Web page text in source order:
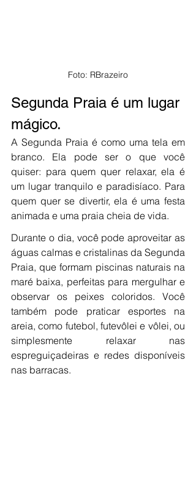
Foto: RBrazeiro
Segunda Praia é um lugar
mágico.
A Segunda Praia é como uma tela em
branco. Ela pode ser o que você
quiser: para quem quer relaxar, ela é
um lugar tranquilo e paradisíaco. Para
quem quer se divertir, ela é uma festa
animada e uma praia cheia de vida.
Durante o dia, você pode aproveitar as
águas calmas e cristalinas da Segunda
Praia, que formam piscinas naturais na
maré baixa, perfeitas para mergulhar e
observar os peixes coloridos. Você
também pode praticar esportes na
areia, como futebol, futevôlei e vôlei, ou
simplesmente relaxar nas
espreguiçadeiras e redes disponíveis
nas barracas.